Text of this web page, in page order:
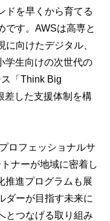
ドを早くから育てる
です。AWSは高専と
向けたデジタル、
学生向けの次世代の
「Think Big
差した支援体制を構
ロフェッショナルサ
ナーが地域に密着し
推進プログラムも展
ダーが目指す未来に
とつなげる取り組み